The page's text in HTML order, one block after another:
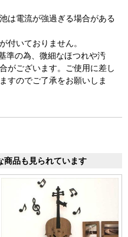
は電流が強過ぎる場合がある
付いておりません。
準の為、微細なほつれや汚
がございます。ご使用に差し
すのでご了承をお願いしま
商品も見られています